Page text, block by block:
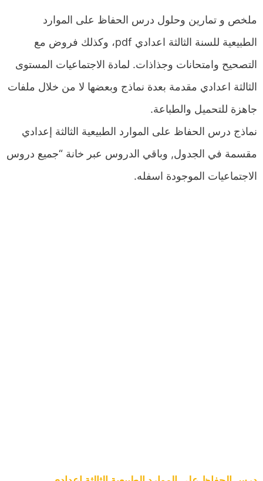
ملخص و تمارين وحلول درس الحفاظ على الموارد
الطبيعية للسنة الثالثة اعدادي pdf، وكذلك فروض مع
التصحيح وامتحانات وجذاذات. لمادة الاجتماعيات المستوى
الثالثة اعدادي مقدمة بعدة نماذج وبعضها لا من خلال ملفات
جاهزة للتحميل والطباعة.
نماذج درس الحفاظ على الموارد الطبيعية الثالثة إعدادي
مقسمة في الجدول, وباقي الدروس عبر خانة “جميع دروس
الاجتماعيات الموجودة اسفله.